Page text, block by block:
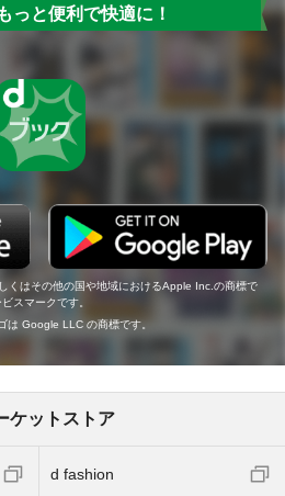
っと便利で快適に！
くはその他の国や地域におけるApple Inc.の商標で
スマークです。
Google LLC の商標です。
ケットストア
d fashion